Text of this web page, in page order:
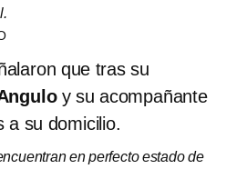
que tras su
y su acompañante
a su domicilio.
en perfecto estado de